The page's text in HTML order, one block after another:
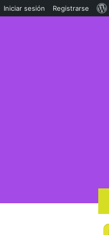
Iniciar sesión Registrarse